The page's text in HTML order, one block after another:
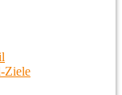
Ziele